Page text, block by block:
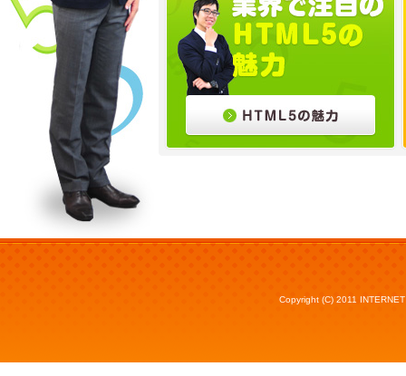
Copyright (C) 2011